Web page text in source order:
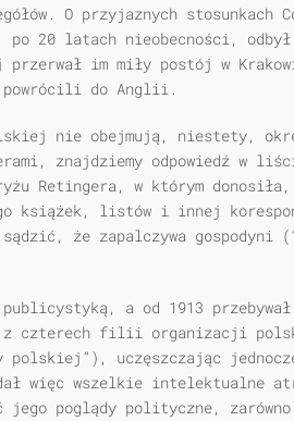
O przyjaznych stosunkach
20 latach nieobecności,
przerwał im miły postój w
powrócili do Anglii.
nie obejmują, niestety,
znajdziemy odpowiedź w
Retingera, w którym
książek, listów i innej
że zapalczywa gospodyni
a od 1913
z czterech filii organizacji
uczęszczając
więc wszelkie intelektualne
jego poglądy polityczne,